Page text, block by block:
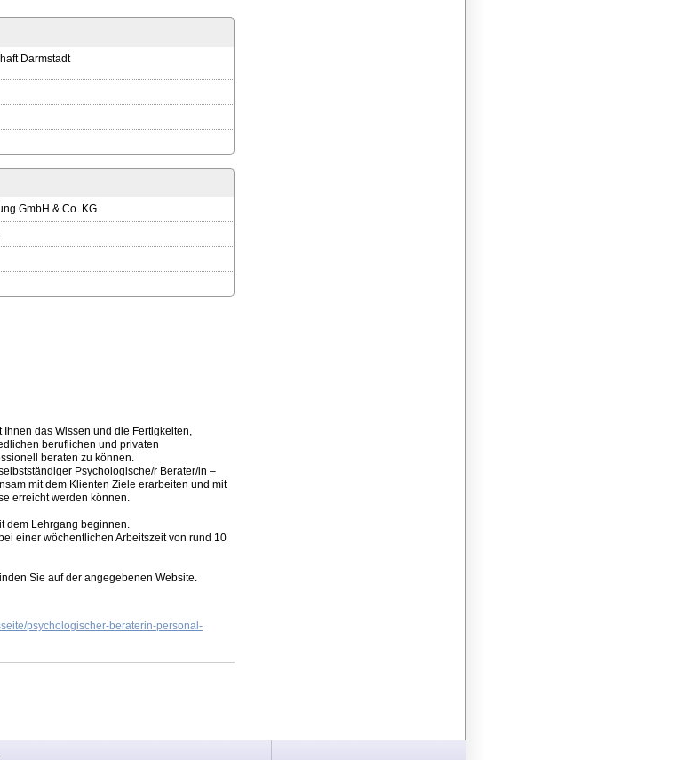
Darmstadt
GmbH & Co. KG
Ihnen das Wissen und die Fertigkeiten,
beruflichen und privaten
beraten zu können.
Psychologische/r Berater/in –
mit dem Klienten Ziele erarbeiten und mit
erreicht werden können.
dem Lehrgang beginnen.
einer wöchentlichen Arbeitszeit von rund 10
Sie auf der angegebenen Website.
psychologischer-beraterin-personal-